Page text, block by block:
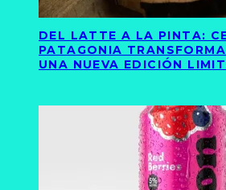
DEL LATTE A LA PINTA:
PATAGONIA
UNA NUEVA EDICIÓN